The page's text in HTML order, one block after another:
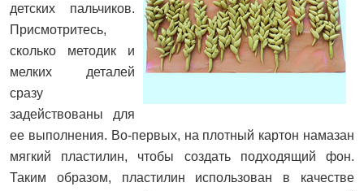
детских пальчиков.
Присмотритесь,
сколько методик и
мелких деталей
сразу
задействованы для
ее выполнения. Во-первых, на плотный картон намазан
мягкий пластилин, чтобы создать подходящий фон.
Таким образом, пластилин использован в качестве